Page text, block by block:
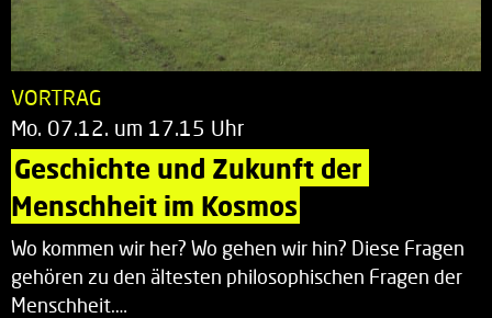
VORTRAG
Mo. 07.12. um 17.15 Uhr
Geschichte und Zukunft der
Menschheit im Kosmos
Wo kommen wir her? Wo gehen wir hin? Diese Fragen
gehören zu den ältesten philosophischen Fragen der
Menschheit.…